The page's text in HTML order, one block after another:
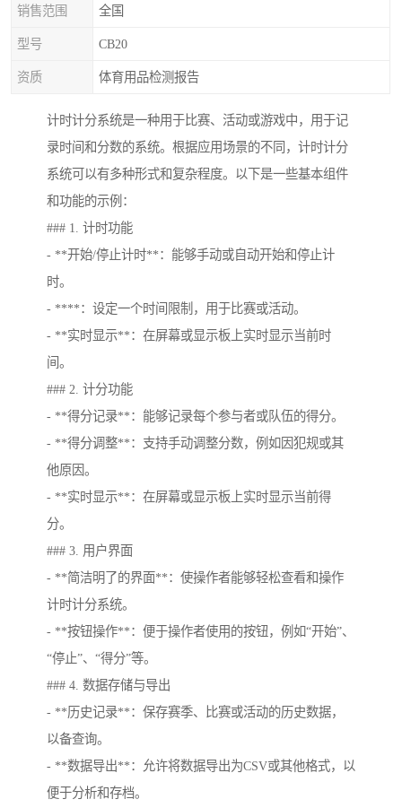
销售范围 全国
型号 CB20
资质 体育用品检测报告
计时计分系统是一种用于比赛、活动或游戏中，用于记
录时间和分数的系统。根据应用场景的不同，计时计分
系统可以有多种形式和复杂程度。以下是一些基本组件
和功能的示例：
### 1. 计时功能
- **开始/停止计时**：能够手动或自动开始和停止计
时。
- ****：设定一个时间限制，用于比赛或活动。
- **实时显示**：在屏幕或显示板上实时显示当前时
间。
### 2. 计分功能
- **得分记录**：能够记录每个参与者或队伍的得分。
- **得分调整**：支持手动调整分数，例如因犯规或其
他原因。
- **实时显示**：在屏幕或显示板上实时显示当前得
分。
### 3. 用户界面
- **简洁明了的界面**：使操作者能够轻松查看和操作
计时计分系统。
- **按钮操作**：便于操作者使用的按钮，例如“开始”、
“停止”、“得分”等。
### 4. 数据存储与导出
- **历史记录**：保存赛季、比赛或活动的历史数据，
以备查询。
- **数据导出**：允许将数据导出为CSV或其他格式，以
便于分析和存档。